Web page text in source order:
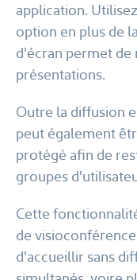
application.
option en plus de
d'écran permet de
présentations.
Outre la diffusion
peut également
protégé afin de
groupes
Cette
de
d'accueillir sans